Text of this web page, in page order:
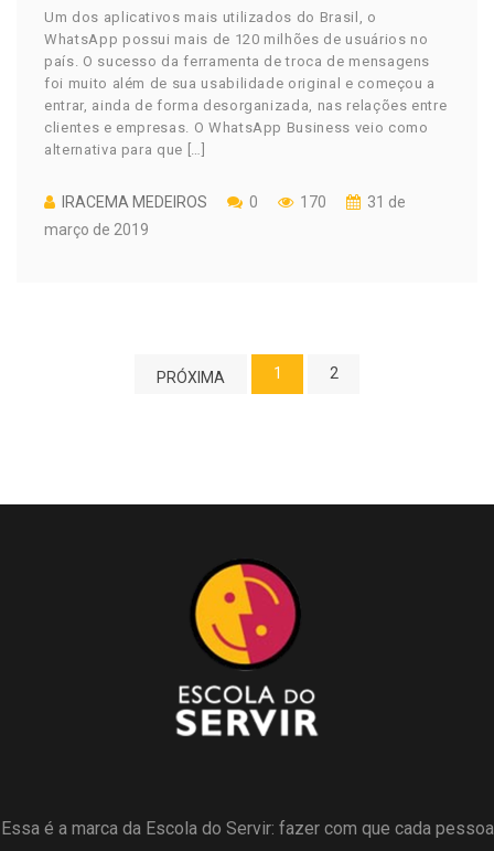
Um dos aplicativos mais utilizados do Brasil, o
WhatsApp possui mais de 120 milhões de usuários no
país. O sucesso da ferramenta de troca de mensagens
foi muito além de sua usabilidade original e começou a
entrar, ainda de forma desorganizada, nas relações entre
clientes e empresas. O WhatsApp Business veio como
alternativa para que […]
IRACEMA MEDEIROS 0 170
31 de
março de 2019
PRÓXIMA 1 2
Essa é a marca da Escola do Servir: fazer com que cada pessoa